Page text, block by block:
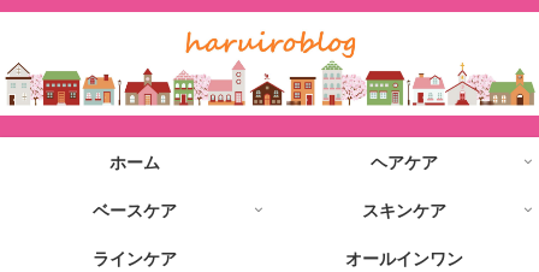
ホーム
ヘアケア
ベースケア
スキンケア
ラインケア
オールインワン